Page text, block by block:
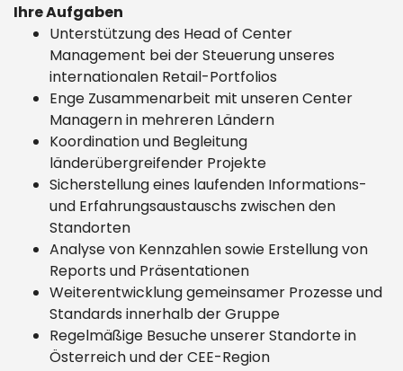
Ihre Aufgaben
Unterstützung des Head of Center
Management bei der Steuerung unseres
internationalen Retail-Portfolios
Enge Zusammenarbeit mit unseren Center
Managern in mehreren Ländern
Koordination und Begleitung
länderübergreifender Projekte
Sicherstellung eines laufenden Informations-
und Erfahrungsaustauschs zwischen den
Standorten
Analyse von Kennzahlen sowie Erstellung von
Reports und Präsentationen
Weiterentwicklung gemeinsamer Prozesse und
Standards innerhalb der Gruppe
Regelmäßige Besuche unserer Standorte in
Österreich und der CEE-Region